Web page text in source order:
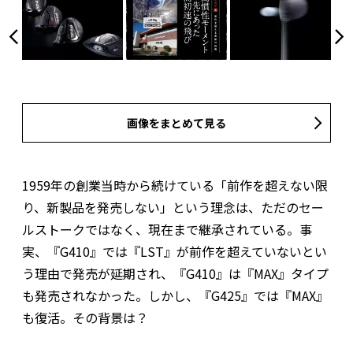
画像をまとめて見る
1959年の創業当時から続けている「前作を超えない限
り、新製品を発売しない」という理念は、ただのセー
ルストークではなく、現在まで継承されている。事
実、『G410』では『LST』が前作を超えていないとい
う理由で発売が延期され、『G410』は『MAX』タイプ
も発売されなかった。しかし、『G425』では『MAX』
も復活。その背景は？